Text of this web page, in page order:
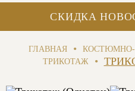
СКИДКА
ГЛАВНАЯ •
ТРИКОТАЖ •